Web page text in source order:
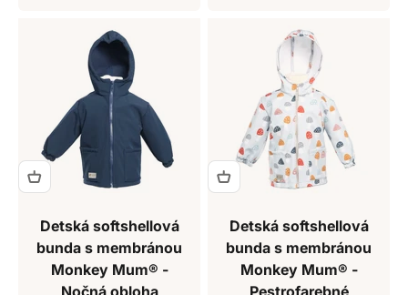
Detská softshellová
bunda s membránou
Monkey Mum® -
Detská softshellová
bunda s membránou
Monkey Mum® -